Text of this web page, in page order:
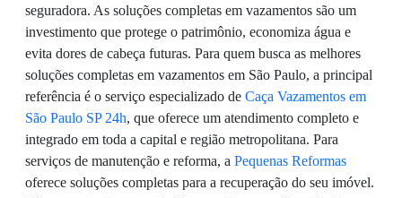
seguradora. As soluções completas em vazamentos são um
investimento que protege o patrimônio, economiza água e
evita dores de cabeça futuras. Para quem busca as melhores
soluções completas em vazamentos em São Paulo, a principal
referência é o serviço especializado de Caça Vazamentos em
São Paulo SP 24h, que oferece um atendimento completo e
integrado em toda a capital e região metropolitana. Para
serviços de manutenção e reforma, a Pequenas Reformas
oferece soluções completas para a recuperação do seu imóvel.